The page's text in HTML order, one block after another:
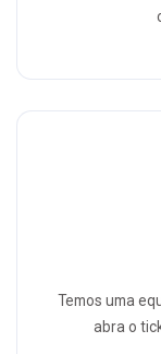
Temos uma
abra o